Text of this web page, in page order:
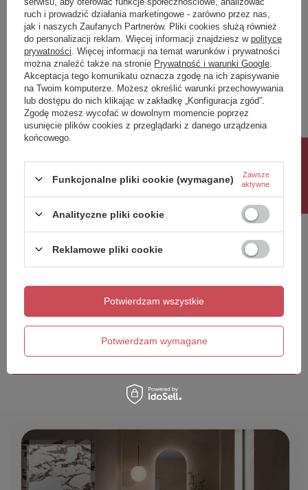
Napisz swoją opinię
Twoja ocena:
5/5
Treść twojej opinii
Dodaj własne zdjęcie produktu:
Wyślij opinię
ruch i prowadzić działania marketingowe - zarówno przez nas,
jak i naszych Zaufanych Partnerów. Pliki cookies służą również
do personalizacji reklam. Więcej informacji znajdziesz w polityce
prywatności . Więcej informacji na temat warunków i prywatności
można znaleźć także na stronie Prywatność i warunki Google
Akceptacja tego komunikatu oznacza zgodę na ich zapisywanie
na Twoim komputerze. Możesz określić warunki przechowywania
lub dostępu do nich klikając w zakładkę „Konfiguracja zgód”.
Zgodę możesz wycofać w dowolnym momencie poprzez
usunięcie plików cookies z przeglądarki z danego urządzenia
końcowego.
Funkcjonalne pliki cookie (wymagane) Zawsze
aktywne
Analityczne pliki cookie
Reklamowe pliki cookie
Potwierdzam wymagane
Potwierdzam wszystkie